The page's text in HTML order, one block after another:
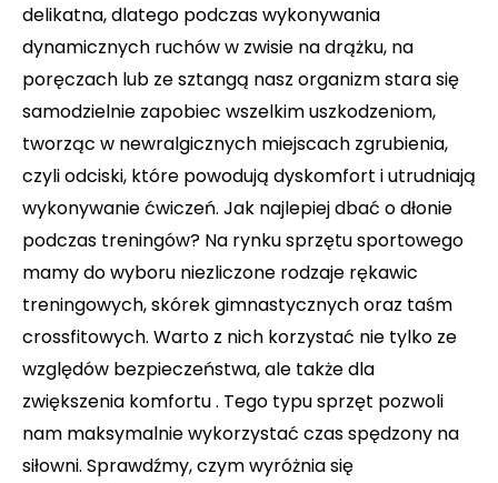
delikatna, dlatego podczas wykonywania
dynamicznych ruchów w zwisie na drążku, na
poręczach lub ze sztangą nasz organizm stara się
samodzielnie zapobiec wszelkim uszkodzeniom,
tworząc w newralgicznych miejscach zgrubienia,
czyli odciski, które powodują dyskomfort i utrudniają
wykonywanie ćwiczeń. Jak najlepiej dbać o dłonie
podczas treningów? Na rynku sprzętu sportowego
mamy do wyboru niezliczone rodzaje rękawic
treningowych, skórek gimnastycznych oraz taśm
crossfitowych. Warto z nich korzystać nie tylko ze
względów bezpieczeństwa, ale także dla
zwiększenia komfortu . Tego typu sprzęt pozwoli
nam maksymalnie wykorzystać czas spędzony na
siłowni. Sprawdźmy, czym wyróżnia się